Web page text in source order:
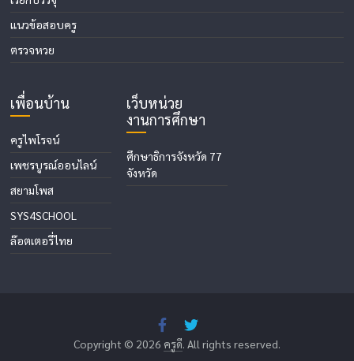
แนวข้อสอบครู
ตรวจหวย
เพื่อนบ้าน
ครูไพโรจน์
เพชรบูรณ์ออนไลน์
สยามโพส
SYS4SCHOOL
ล๊อตเตอรี่ไทย
เว็บหน่วย
งานการศึกษา
ศึกษาธิการจังหวัด 77
จังหวัด
Copyright © 2026 ครูดี. All rights reserved.